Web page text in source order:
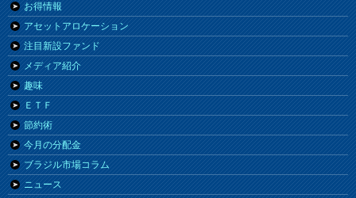
お得情報
アセットアロケーション
注目新設ファンド
メディア紹介
趣味
ＥＴＦ
節約術
今月の分配金
ブラジル市場コラム
ニュース